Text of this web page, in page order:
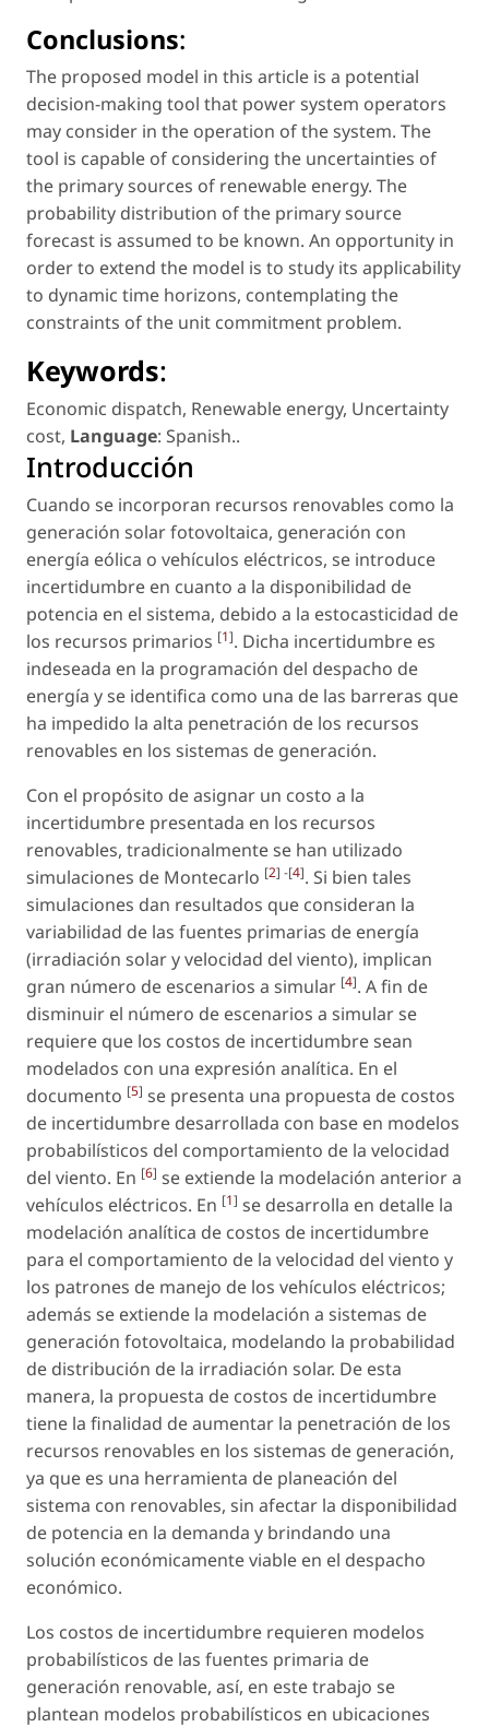
Conclusions:
The proposed model in this article is a potential
decision-making tool that power system operators
may consider in the operation of the system. The
tool is capable of considering the uncertainties of
the primary sources of renewable energy. The
probability distribution of the primary source
forecast is assumed to be known. An opportunity in
order to extend the model is to study its applicability
to dynamic time horizons, contemplating the
constraints of the unit commitment problem.
Keywords:
Economic dispatch, Renewable energy, Uncertainty
cost, Language: Spanish..
Introducción
Cuando se incorporan recursos renovables como la
generación solar fotovoltaica, generación con
energía eólica o vehículos eléctricos, se introduce
incertidumbre en cuanto a la disponibilidad de
potencia en el sistema, debido a la estocasticidad de
los recursos primarios [1]. Dicha incertidumbre es
indeseada en la programación del despacho de
energía y se identifica como una de las barreras que
ha impedido la alta penetración de los recursos
renovables en los sistemas de generación.
Con el propósito de asignar un costo a la
incertidumbre presentada en los recursos
renovables, tradicionalmente se han utilizado
simulaciones de Montecarlo [2] -[4]. Si bien tales
simulaciones dan resultados que consideran la
variabilidad de las fuentes primarias de energía
(irradiación solar y velocidad del viento), implican
gran número de escenarios a simular [4]. A fin de
disminuir el número de escenarios a simular se
requiere que los costos de incertidumbre sean
modelados con una expresión analítica. En el
documento [5] se presenta una propuesta de costos
de incertidumbre desarrollada con base en modelos
probabilísticos del comportamiento de la velocidad
del viento. En [6] se extiende la modelación anterior a
vehículos eléctricos. En [1] se desarrolla en detalle la
modelación analítica de costos de incertidumbre
para el comportamiento de la velocidad del viento y
los patrones de manejo de los vehículos eléctricos;
además se extiende la modelación a sistemas de
generación fotovoltaica, modelando la probabilidad
de distribución de la irradiación solar. De esta
manera, la propuesta de costos de incertidumbre
tiene la finalidad de aumentar la penetración de los
recursos renovables en los sistemas de generación,
ya que es una herramienta de planeación del
sistema con renovables, sin afectar la disponibilidad
de potencia en la demanda y brindando una
solución económicamente viable en el despacho
económico.
Los costos de incertidumbre requieren modelos
probabilísticos de las fuentes primaria de
generación renovable, así, en este trabajo se
plantean modelos probabilísticos en ubicaciones